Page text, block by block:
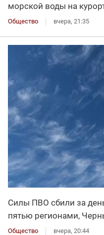
морской воды на
Общество вчера, 21:35
Силы ПВО сбили за
пятью регионами,
Общество вчера, 20:44